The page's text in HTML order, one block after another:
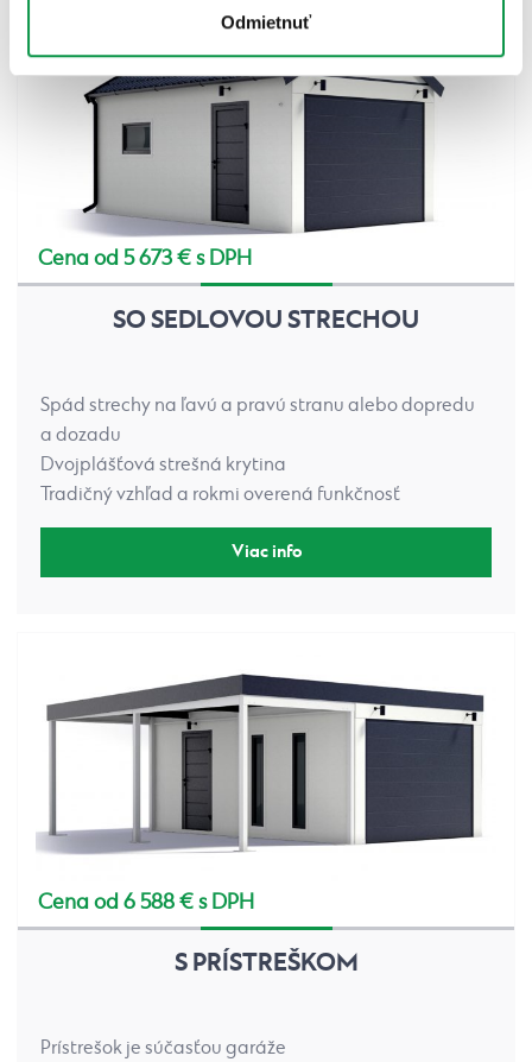
Odmietnuť
Cena od 5 673 € s DPH
SO SEDLOVOU STRECHOU
Spád strechy na ľavú a pravú stranu alebo dopredu
a dozadu
Dvojplášťová strešná krytina
Tradičný vzhľad a rokmi overená funkčnosť
Viac info
Cena od 6 588 € s DPH
S PRÍSTREŠKOM
Prístrešok je súčasťou garáže